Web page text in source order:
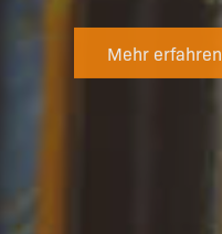
Mehr erfahren